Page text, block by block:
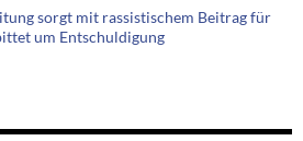
sorgt mit rassistischem Beitrag für
um Entschuldigung